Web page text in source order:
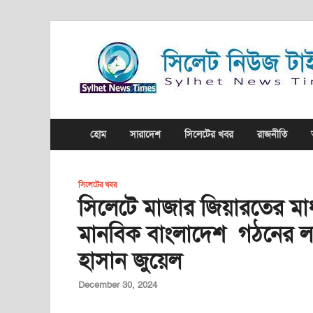
হোম সারাদেশ সিলেটের খবর রাজনীতি
সিলেটের খবর
সিলেটে মাজার জিয়ারতের
মানবিক বাংলাদেশ গঠনের
হাসান জুয়েল
December 30, 2024